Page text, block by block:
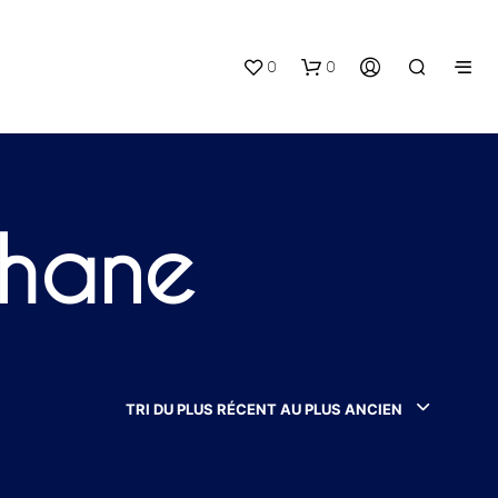
0 0
E
TRI DU PLUS RÉCENT AU PLUS ANCIEN